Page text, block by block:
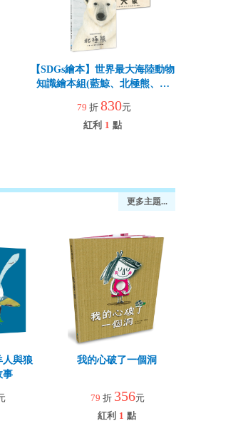
【SDGs繪本】世界最大海陸動物
知識繪本組(藍鯨、北極熊、大
79 折 830元
紅利 1 點
更多主題...
人與狼
事
我的心破了一個洞
79 折 356元
紅利 1 點